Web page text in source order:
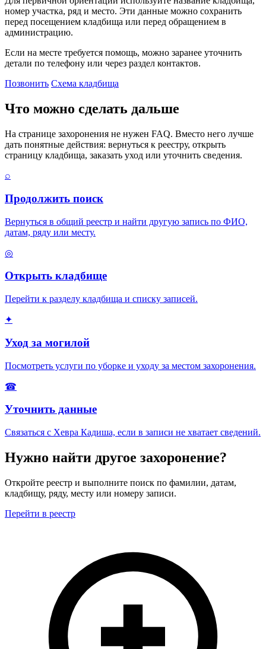
номер участка, ряд и место. Эти данные можно сохранить
перед посещением кладбища или перед обращением в
администрацию.
Если на месте требуется помощь, можно заранее уточнить
детали по телефону или через раздел контактов.
Позвонить Схема кладбища
Что можно сделать дальше
На странице захоронения не нужен FAQ. Вместо него лучше
дать понятные действия: вернуться к реестру, открыть
страницу кладбища, заказать уход или уточнить сведения.
⌕
Продолжить поиск
Вернуться в общий реестр и найти другую запись по ФИО,
датам, ряду или месту.
◎
Открыть кладбище
Перейти к разделу кладбища и списку записей.
✦
Уход за могилой
Посмотреть услуги по уборке и уходу за местом захоронения.
☎
Уточнить данные
Связаться с Хевра Кадиша, если в записи не хватает сведений.
Нужно найти другое захоронение?
Откройте реестр и выполните поиск по фамилии, датам,
кладбищу, ряду, месту или номеру записи.
Перейти в реестр